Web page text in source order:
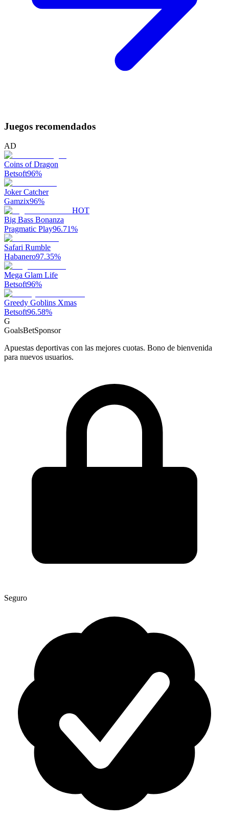
Juegos recomendados
AD
Coins of Dragon
Betsoft96%
Joker Catcher
Gamzix96%
HOT
Big Bass Bonanza
Pragmatic Play96.71%
Safari Rumble
Habanero97.35%
Mega Glam Life
Betsoft96%
Greedy Goblins Xmas
Betsoft96.58%
G
GoalsBetSponsor
Apuestas deportivas con las mejores cuotas. Bono de bienvenida
para nuevos usuarios.
Seguro